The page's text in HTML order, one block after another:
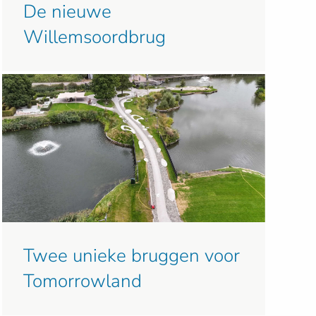
De nieuwe
Willemsoordbrug
Twee unieke bruggen voor
Tomorrowland